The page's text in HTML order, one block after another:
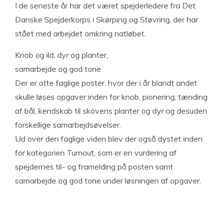
I de seneste år har det været spejderledere fra Det
Danske Spejderkorps i Skørping og Støvring, der har
stået med arbejdet omkring natløbet.
Knob og ild, dyr og planter,
samarbejde og god tone
Der er otte faglige poster, hvor der i år blandt andet
skulle løses opgaver inden for knob, pionering, tænding
af bål, kendskab til skovens planter og dyr og desuden
forskellige samarbejdsøvelser.
Ud over den faglige viden blev der også dystet inden
for kategorien Turnout, som er en vurdering af
spejdernes til- og framelding på posten samt
samarbejde og god tone under løsningen af opgaver.